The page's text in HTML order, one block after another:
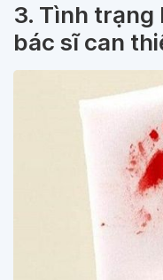
3. Tình trạng
bác sĩ can